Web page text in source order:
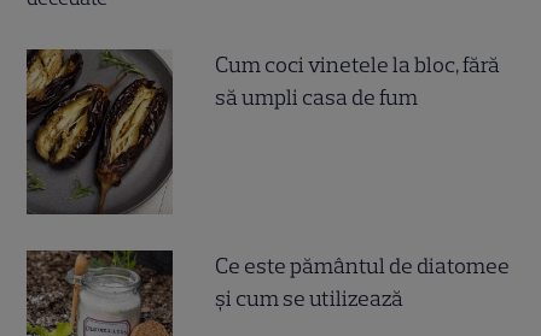
Cum coci vinetele la bloc, fără
să umpli casa de fum
Ce este pământul de diatomee
și cum se utilizează